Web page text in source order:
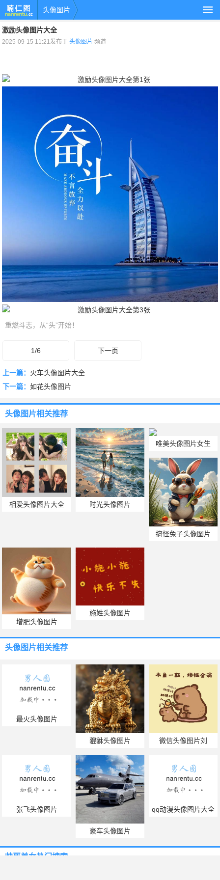
头像图片
激励头像图片大全
2025-09-15 11:21发布于头像图片 频道
重燃斗志，从“头”开始！
1/6 下一页
上一篇： 火车头像图片大全
下一篇： 如花头像图片
头像图片相关推荐
相爱头像图片大全 时光头像图片
唯美头像图片女生
搞怪兔子头像图片
增肥头像图片
施姓头像图片
头像图片相关推荐
最火头像图片
貔貅头像图片 微信头像图片刘
张飞头像图片
豪车头像图片
qq动漫头像图片大全
帅哥美女热门搜索